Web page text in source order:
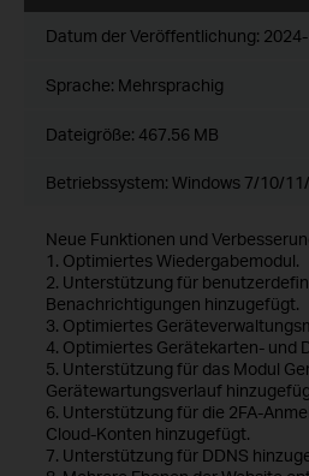
Datum der Veröffentlichung:
Sprache: Mehrsprachig
Dateigröße: 467.56 MB
Betriebssystem: Windows 7/10/
Neue Funktionen und
1. Optimiertes Wiedergabemodul.
2. Unterstützung für
Benachrichtigungen hinzugefügt.
3. Optimiertes
4. Optimiertes Gerätekarten- und
5. Unterstützung für das Modul
Gerätewartungsverlauf
6. Unterstützung für die 2FA-
Cloud-Konten hinzugefügt.
7. Unterstützung für DDNS